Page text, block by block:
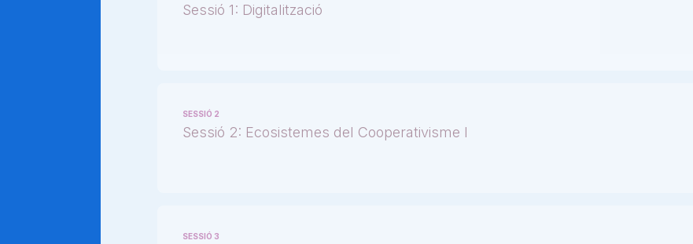
Sessió 1: Digitalització
SESSIÓ 2
Sessió 2: Ecosistemes del Cooperativisme I
SESSIÓ 3